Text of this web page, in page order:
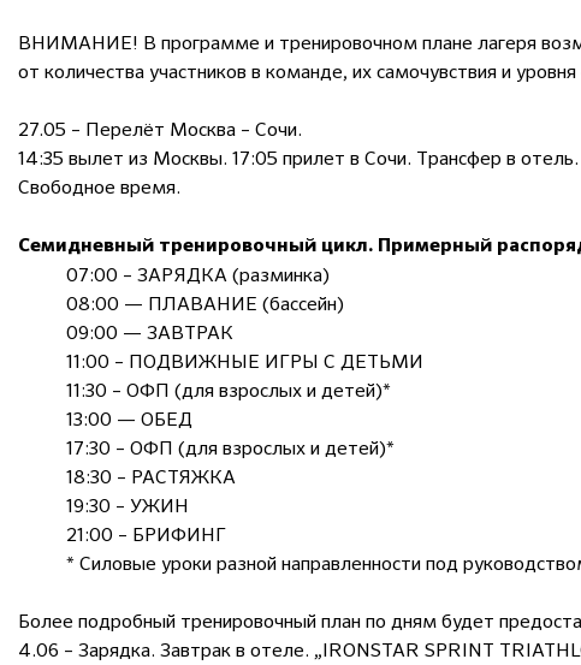
ВНИМАНИЕ! В программе и тренировочном плане лагеря
от количества участников в команде, их самочувствия и
27.05 – Перелёт Москва – Сочи.
14:35 вылет из Москвы. 17:05 прилет в Сочи. Трансфер в
Свободное время.
Семидневный тренировочный цикл. Примерный
07:00 – ЗАРЯДКА (разминка)
08:00 — ПЛАВАНИЕ (бассейн)
09:00 — ЗАВТРАК
11:00 – ПОДВИЖНЫЕ ИГРЫ С ДЕТЬМИ
11:30 – ОФП (для взрослых и детей)*
13:00 — ОБЕД
17:30 – ОФП (для взрослых и детей)*
18:30 – РАСТЯЖКА
19:30 – УЖИН
21:00 – БРИФИНГ
* Силовые уроки разной направленности под
Более подробный тренировочный план по дням будет
4.06 – Зарядка. Завтрак в отеле. „IRONSTAR SPRINT